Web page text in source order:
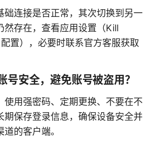
础连接是否正常，其次切换到另一
然存在，查看应用设置（Kill
置），必要时联系官方客服获取
号安全，避免账号被盗用？
使用强密码、定期更换、不要在不
期保存登录信息，确保设备安全并
的客户端。